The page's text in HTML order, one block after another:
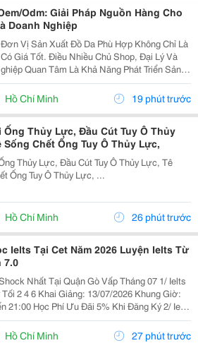
Odm: Giải Pháp Nguồn Hàng Cho
Doanh Nghiệp
Vị Sản Xuất Đồ Da Phù Hợp Không Chỉ Là
Giá Tốt. Điều Nhiều Chủ Shop, Đại Lý Và
Quan Tâm Là Khả Năng Phát Triển Sản
Trì Nguồn Hàng Ổn Định Và Hỗ Trợ Lâu Dài.
Việc Trực Tiếp Với Đơn Vị Sản Xuất,...
Hồ Chí Minh 19 phút trước
Ống Thủy Lực, Đầu Cút Tuy Ô Thủy
Sống Chết Ống Tuy Ô Thủy Lực,
Thủy Lực, Đầu Cút Tuy Ô Thủy Lực, Tê
Sống Chết Ống Tuy Ô Thủy Lực, ...
Hồ Chí Minh 26 phút trước
Ielts Tại Cet Năm 2026 Luyện Ielts Từ
7.0
Nhất Tại Quận Gò Vấp Tháng 07 1/ Ielts
13/07/2026 Khung Giờ:
5% Khi Đăng Ký 2/ Ielts
07/2026 Khung Giờ:
18:00 Đến 21:00 ...
Hồ Chí Minh 27 phút trước